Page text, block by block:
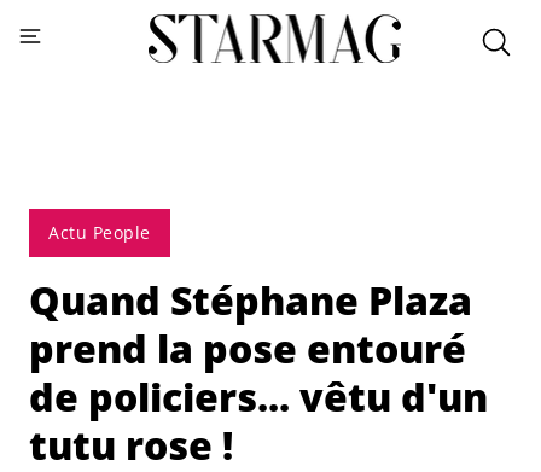
Actu People
Quand Stéphane Plaza
prend la pose entouré
de policiers... vêtu d'un
tutu rose !